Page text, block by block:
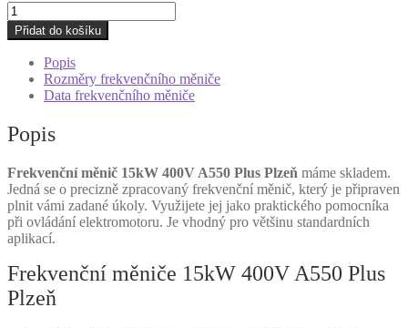
Frekvenční
měnič
15kW
400V
A550
Plus
množství
Přidat do košíku
Popis
Rozměry frekvenčního měniče
Data frekvenčního měniče
Popis
Frekvenční měnič 15kW 400V A550 Plus Plzeň máme skladem.
Jedná se o precizně zpracovaný frekvenční měnič, který je připraven
plnit vámi zadané úkoly. Využijete jej jako praktického pomocníka
při ovládání elektromotoru. Je vhodný pro většinu standardních
aplikací.
Frekvenční měniče 15kW 400V A550 Plus
Plzeň